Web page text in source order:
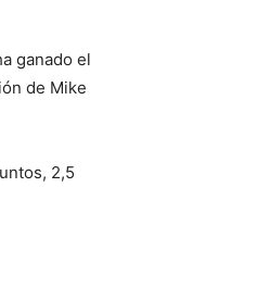
ganado el
de Mike
2,5